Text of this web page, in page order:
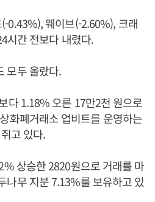
0.43%), 웨이브(-2.60%), 크래
시간 전보다 내렸다.
모두 올랐다.
다 1.18% 오른 17만2천 원으로
화폐거래소 업비트를 운영하는
고 있다.
상승한 2820원으로 거래를 마
나무 지분 7.13%를 보유하고 있